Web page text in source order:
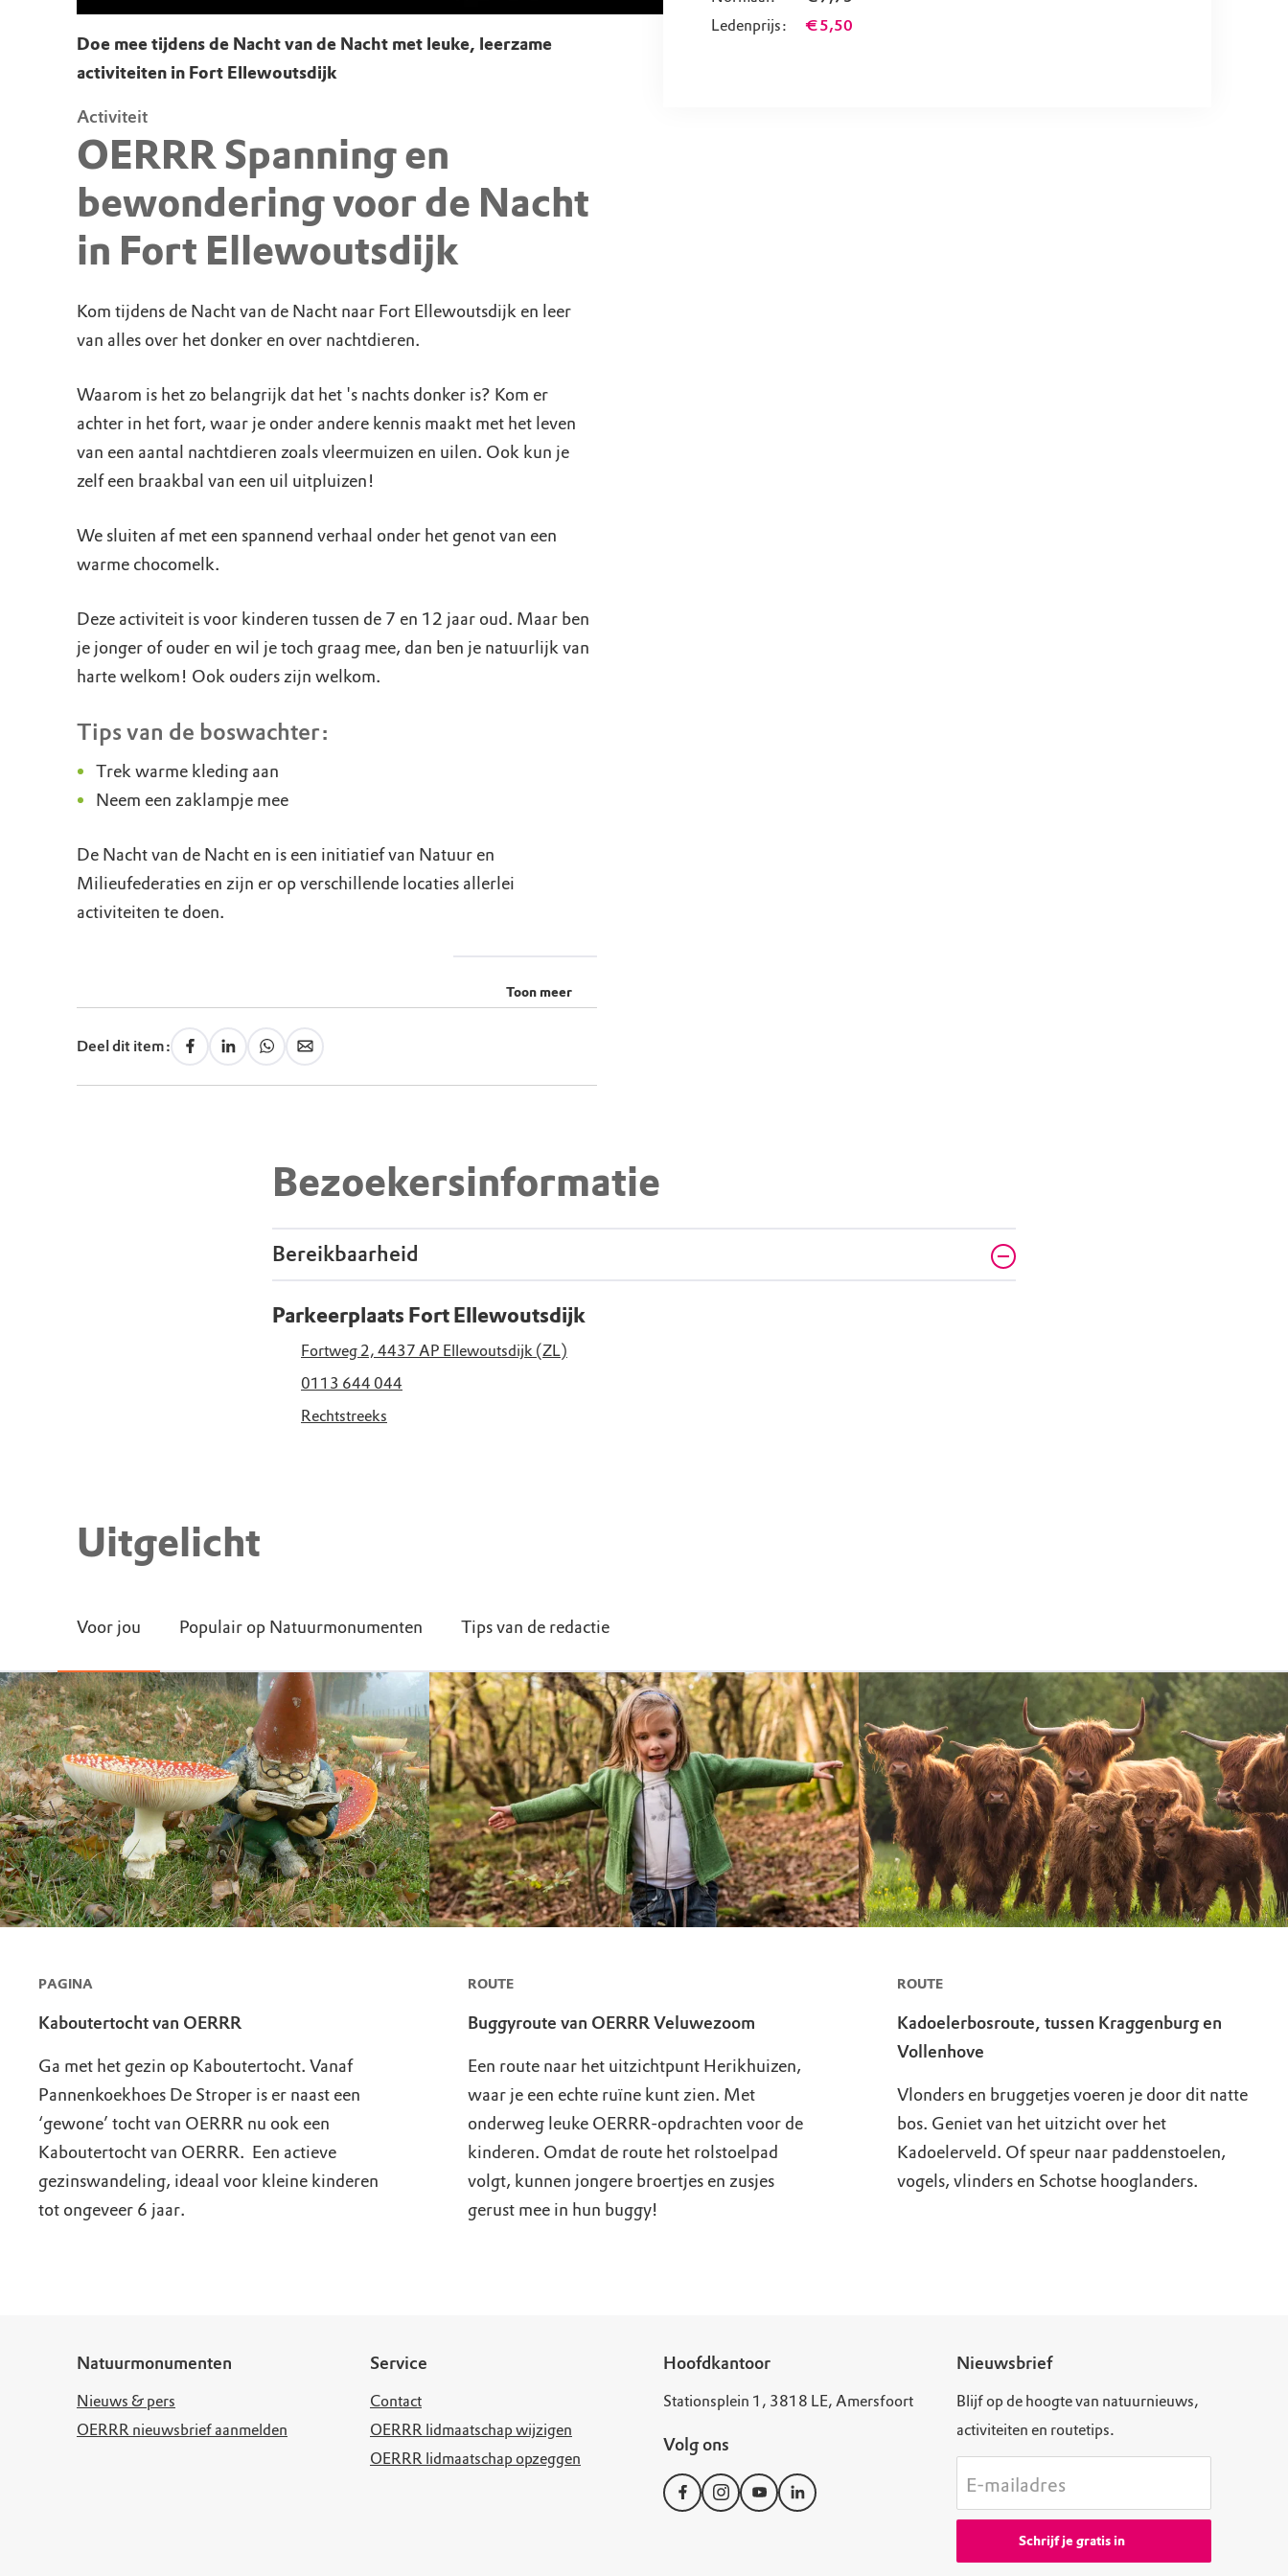
Doe mee tijdens de Nacht van de Nacht met leuke, leerzame
activiteiten in Fort Ellewoutsdijk
Activiteit
OERRR Spanning en
bewondering voor de Nacht
in Fort Ellewoutsdijk
Kom tijdens de Nacht van de Nacht naar Fort Ellewoutsdijk en leer
van alles over het donker en over nachtdieren.
Waarom is het zo belangrijk dat het 's nachts donker is? Kom er
achter in het fort, waar je onder andere kennis maakt met het leven
van een aantal nachtdieren zoals vleermuizen en uilen. Ook kun je
zelf een braakbal van een uil uitpluizen!
We sluiten af met een spannend verhaal onder het genot van een
warme chocomelk.
Deze activiteit is voor kinderen tussen de 7 en 12 jaar oud. Maar ben
je jonger of ouder en wil je toch graag mee, dan ben je natuurlijk van
harte welkom! Ook ouders zijn welkom.
Tips van de boswachter:
Trek warme kleding aan
Neem een zaklampje mee
De Nacht van de Nacht en is een initiatief van Natuur en
Milieufederaties en zijn er op verschillende locaties allerlei
activiteiten te doen.
Toon meer
Deel dit item:
Ledenprijs:
€ 5,50
Bezoekersinformatie
Bereikbaarheid
Parkeerplaats Fort Ellewoutsdijk
Fortweg 2, 4437 AP Ellewoutsdijk (ZL)
0113 644 044
Rechtstreeks
Uitgelicht
Voor jou Populair op Natuurmonumenten Tips van de redactie
PAGINA
Kaboutertocht van OERRR
Ga met het gezin op Kaboutertocht. Vanaf
Pannenkoekhoes De Stroper is er naast een
‘gewone’ tocht van OERRR nu ook een
Kaboutertocht van OERRR. Een actieve
gezinswandeling, ideaal voor kleine kinderen
tot ongeveer 6 jaar.
ROUTE
Buggyroute van OERRR Veluwezoom
Een route naar het uitzichtpunt Herikhuizen,
waar je een echte ruïne kunt zien. Met
onderweg leuke OERRR-opdrachten voor de
kinderen. Omdat de route het rolstoelpad
volgt, kunnen jongere broertjes en zusjes
gerust mee in hun buggy!
ROUTE
Kadoelerbosroute, tussen Kraggenburg en
Vollenhove
Vlonders en bruggetjes voeren je door dit natte
bos. Geniet van het uitzicht over het
Kadoelerveld. Of speur naar paddenstoelen,
vogels, vlinders en Schotse hooglanders.
Natuurmonumenten
Nieuws & pers
OERRR nieuwsbrief aanmelden
Service
Contact
OERRR lidmaatschap wijzigen
OERRR lidmaatschap opzeggen
Hoofdkantoor
Stationsplein 1, 3818 LE, Amersfoort
Volg ons
Nieuwsbrief
Blijf op de hoogte van natuurnieuws,
activiteiten en routetips.
E-mailadres
Schrijf je gratis in